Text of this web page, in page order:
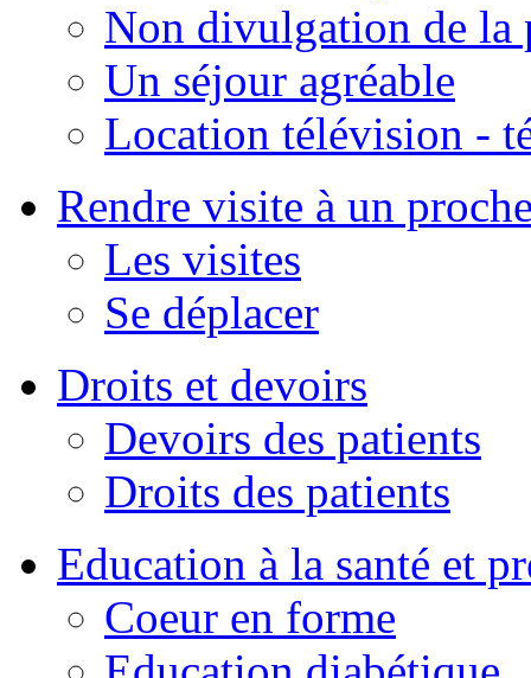
Non divulgation de la
Un séjour agréable
Location télévision -
Rendre visite à un
Les visites
Se déplacer
Droits et devoirs
Devoirs des patients
Droits des patients
Education à la santé et
Coeur en forme